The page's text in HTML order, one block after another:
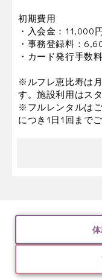
初期費用
・入会金：11,000
・事務登録料：
・カード発行手数
※ルフレ恵比寿は
す。施設利用はス
※フルレンタルは
につき1日1回まで